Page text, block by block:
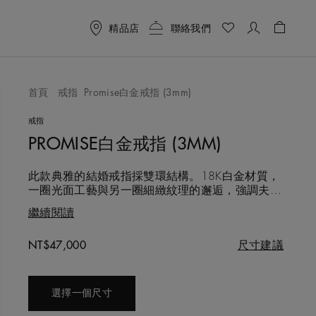
精品店 聯絡我們
愛清單
首頁 戒指 Promise白金戒指 (3mm)
戒指
PROMISE白金戒指 (3MM)
此款典雅的結婚戒指採雙環結構。18K白金材質，
一圈光面工藝與另一圈細緻紋理的邂逅，強調夫妻
繼續閱讀
Original price
NT$47,000 尺寸建議
選擇一個尺寸